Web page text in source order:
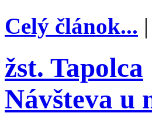
Celý článok... |
žst. Tapolca
Návšteva u